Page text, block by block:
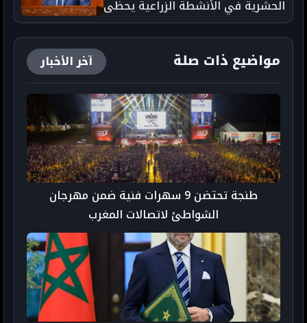
الحشرية في الأنشطة الزراعية يحظى
بأهمية بالغة من "أونسا"
مواضيع ذات صلة آخر الأخبار
طنجة تحتضن 9 سهرات فنية ضمن مهرجان
الشواطئ لاتصالات المغرب